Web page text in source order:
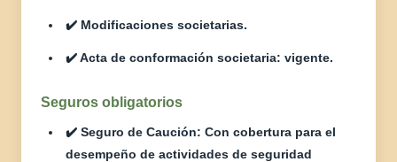
✔️ Modificaciones societarias.
✔️ Acta de conformación societaria: vigente.
Seguros obligatorios
✔️ Seguro de Caución: Con cobertura para el
desempeño de actividades de seguridad